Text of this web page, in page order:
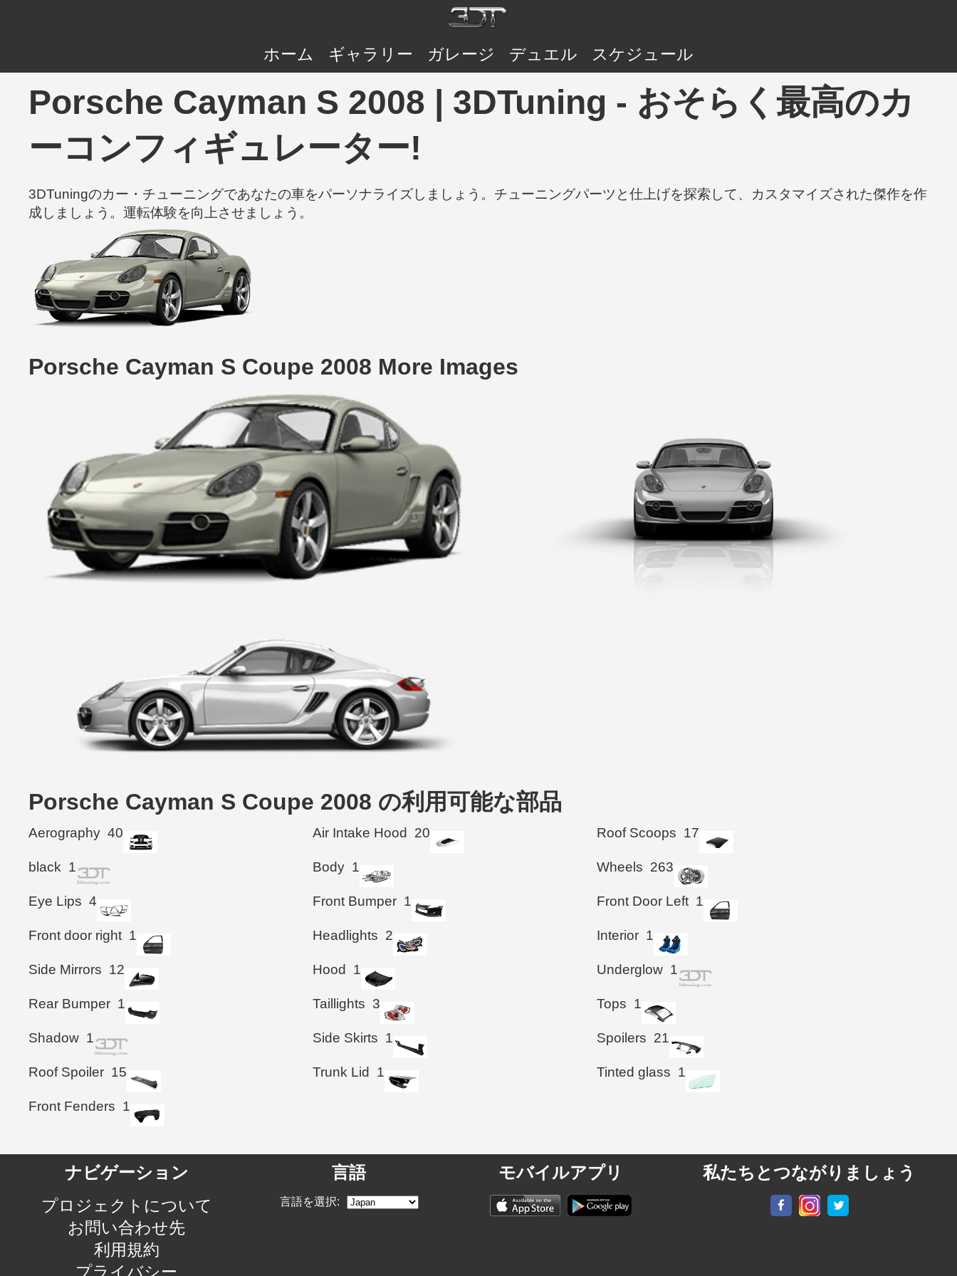
ホーム ギャラリー ガレージ デュエル スケジュール
Porsche Cayman S 2008 | 3DTuning - おそらく最高のカ
ーコンフィギュレーター!
3DTuningのカー・チューニングであなたの車をパーソナライズしましょう。チューニングパーツと仕上げを探索して、カスタマイズされた傑作を作
成しましょう。運転体験を向上させましょう。
Porsche Cayman S Coupe 2008 More Images
Porsche Cayman S Coupe 2008 の利用可能な部品
Aerography 40 Air Intake Hood 20 Roof Scoops 17
black 1 Body 1 Wheels 263
Eye Lips 4 Front Bumper 1 Front Door Left 1
Front door right 1 Headlights 2 Interior 1
Side Mirrors 12 Hood 1 Underglow 1
Rear Bumper 1 Taillights 3 Tops 1
Shadow 1 Side Skirts 1 Spoilers 21
Roof Spoiler 15 Trunk Lid 1 Tinted glass 1
Front Fenders 1
ナビゲーション
プロジェクトについて
お問い合わせ先
利用規約
プライバシー
言語
言語を選択:
モバイルアプリ 私たちとつながりましょう